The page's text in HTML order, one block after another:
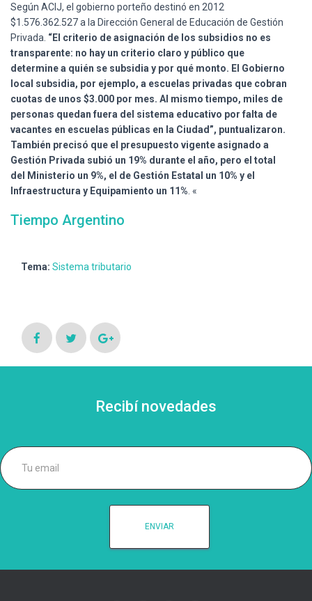
Según ACIJ, el gobierno porteño destinó en 2012
$1.576.362.527 a la Dirección General de Educación de Gestión
Privada. “El criterio de asignación de los subsidios no es
transparente: no hay un criterio claro y público que
determine a quién se subsidia y por qué monto. El Gobierno
local subsidia, por ejemplo, a escuelas privadas que cobran
cuotas de unos $3.000 por mes. Al mismo tiempo, miles de
personas quedan fuera del sistema educativo por falta de
vacantes en escuelas públicas en la Ciudad”, puntualizaron.
También precisó que el presupuesto vigente asignado a
Gestión Privada subió un 19% durante el año, pero el total
del Ministerio un 9%, el de Gestión Estatal un 10% y el
Infraestructura y Equipamiento un 11% . «
Tiempo Argentino
Tema: Sistema tributario
Recibí novedades